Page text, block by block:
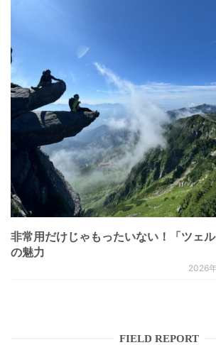
非常用だけじゃもったいない！「ツェル
の魅力
2026
FIELD REPORT